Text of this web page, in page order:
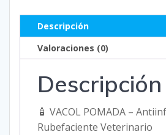
Descripción
Valoraciones (0)
Descripción
🧴 VACOL POMADA –
Rubefaciente Veterinario